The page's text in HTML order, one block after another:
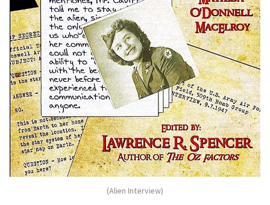
(Alien Interview)